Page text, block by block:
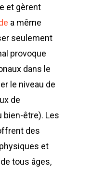
et gèrent
a même
seulement
provoque
dans le
le niveau de
de
bien-être). Les
des
et
tous âges,